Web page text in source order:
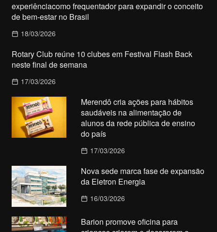
experiênciacomo frequentador para expandir o conceito
de bem-estar no Brasil
18/03/2026
Rotary Club reúne 10 clubes em Festival Flash Back
neste final de semana
17/03/2026
Merendô cria ações para hábitos
saudáveis na alimentação de
alunos da rede pública de ensino
do país
17/03/2026
Nova sede marca fase de expansão
da Eletron Energia
16/03/2026
Barion promove oficina para